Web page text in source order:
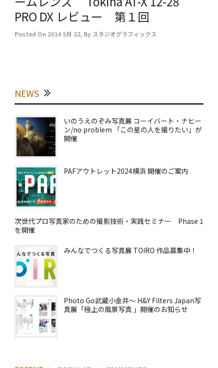
PRO DX レビュー 第１回
Posted On 2014 5月 22, By スタジオグラフィックス
NEWS
いのうえのぞみ写真展 コーイバート・ナヒー
ン/no problem 「この星の人を撮りたい」が
開催
PAFアウトレット2024横浜 開催のご案内
次世代プロ写真家のための撮影技術・実践セミナー Phase 1
を開催
みんなでつくる写真展 TOIRO 作品募集中！
Photo Go武蔵小金井～ H&Y Filters Japan写
真展「極上の風景写真 」開催のお知らせ